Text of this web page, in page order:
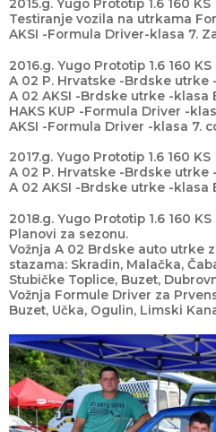
2015.g. Yugo Prototip 1.6 160 KS
Testiranje vozila na utrkama
AKSI -Formula Driver-klasa 7.
2016.g. Yugo Prototip 1.6 160 KS
A 02 P. Hrvatske -Brdske utrke
A 02 AKSI -Brdske utrke -klasa
HAKS KUP -Formula Driver -
AKSI -Formula Driver -klasa 7.
2017.g. Yugo Prototip 1.6 160 KS
A 02 P. Hrvatske -Brdske utrke -
A 02 AKSI -Brdske utrke -klasa
2018.g. Yugo Prototip 1.6 160 KS
Planovi za sezonu.
Vožnja A 02 Brdske auto utrke
stazama: Skradin, Malačka,
Stubičke Toplice, Buzet,
Vožnja Formule Driver za
Buzet, Učka, Ogulin, Limski